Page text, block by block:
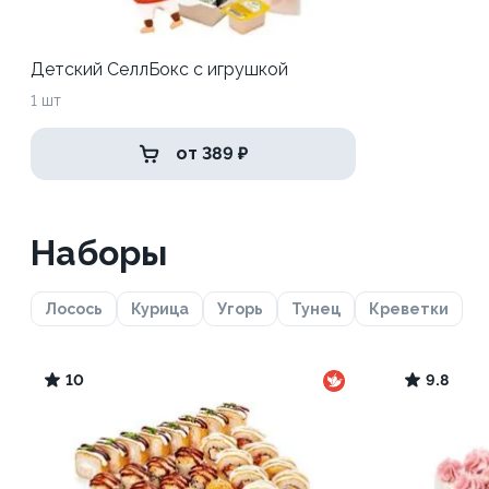
Детский СеллБокс с игрушкой
1 шт
от 389 ₽
Наборы
Лосось Курица Угорь Тунец Креветки
10 9.8